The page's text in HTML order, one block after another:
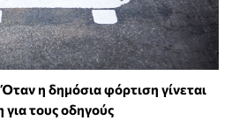
η δημόσια φόρτιση γίνεται
τους οδηγούς